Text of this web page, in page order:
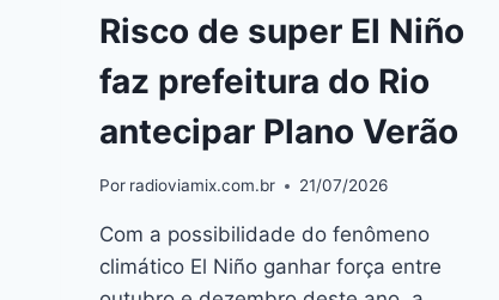
Risco de super El Niño
faz prefeitura do Rio
antecipar Plano Verão
Por radioviamix.com.br 21/07/2026
Com a possibilidade do fenômeno
climático El Niño ganhar força entre